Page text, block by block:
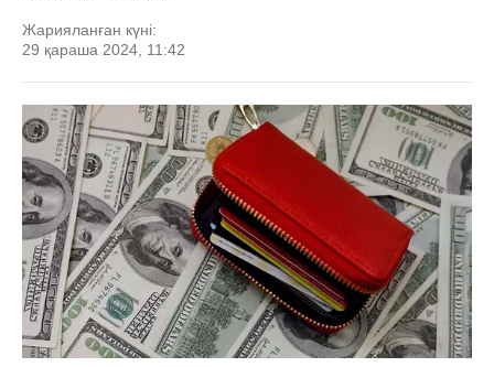
Жарияланған күні:
29 қараша 2024, 11:42